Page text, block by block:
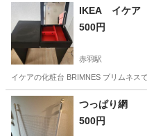
東京 北区 収納家具
IKEA イケア
500円
赤羽駅
イケアの化粧台 BRIMNES ブリムネス
東京 北区 赤羽駅 ドレッ
つっぱり網
500円